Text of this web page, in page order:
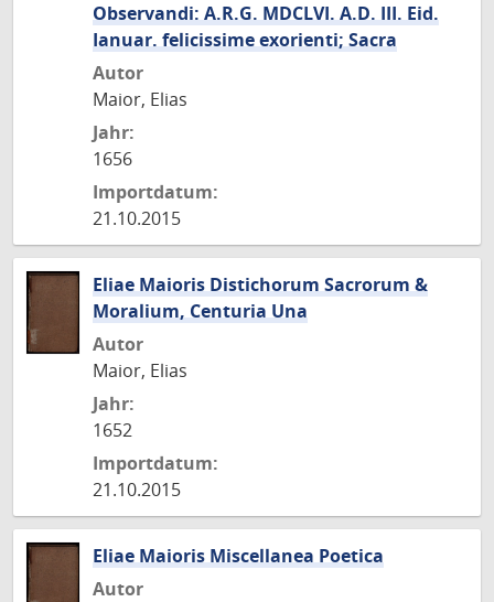
Observandi: A.R.G. MDCLVI. A.D. III. Eid.
Ianuar. felicissime exorienti; Sacra
Autor
Maior, Elias
Jahr:
1656
Importdatum:
21.10.2015
Eliae Maioris Distichorum Sacrorum &
Moralium, Centuria Una
Autor
Maior, Elias
Jahr:
1652
Importdatum:
21.10.2015
Eliae Maioris Miscellanea Poetica
Autor